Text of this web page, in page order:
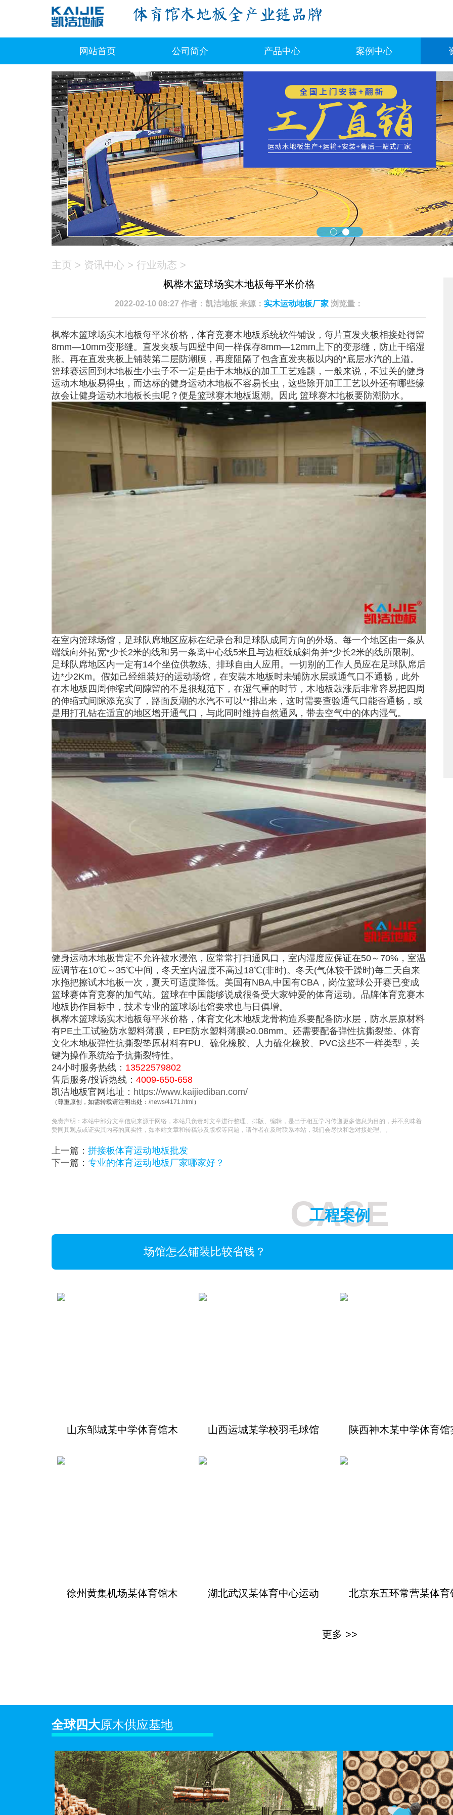
网站首页 公司简介 产品中心 案例中心
主页 > 资讯中心 > 行业动态 >
枫桦木篮球场实木地板每平米价格
2022-02-10 08:27 作者：凯洁地板 来源： 实木运动地板厂家 浏览量：
枫桦木篮球场实木地板每平米价格，体育竞赛木地板系统软件铺设，每片直发夹板相接处得留
8mm—10mm变形缝。直发夹板与四壁中间一样保存8mm—12mm上下的变形缝，防止干缩湿
胀。再在直发夹板上铺装第二层防潮膜，再度阻隔了包含直发夹板以内的*底层水汽的上溢。
篮球赛运回到木地板生小虫子不一定是由于木地板的加工工艺难题，一般来说，不过关的健身
运动木地板易得虫，而达标的健身运动木地板不容易长虫，这些除开加工工艺以外还有哪些缘
故会让健身运动木地板长虫呢？便是篮球赛木地板返潮。因此 篮球赛木地板要防潮防水。
在室内篮球场馆，足球队席地区应标在纪录台和足球队成同方向的外场。每一个地区由一条从
端线向外拓宽*少长2米的线和另一条离中心线5米且与边框线成斜角并*少长2米的线所限制。
足球队席地区内一定有14个坐位供教练、排球自由人应用。一切别的工作人员应在足球队席后
边*少2Km。假如己经组装好的运动场馆，在安裝木地板时未铺防水层或通气口不通畅，此外
在木地板四周伸缩式间隙留的不是很规范下，在湿气重的时节，木地板鼓涨后非常容易把四周
的伸缩式间隙添充实了，路面反潮的水汽不可以**排出来，这时需要查验通气口能否通畅，或
是用打孔钻在适宜的地区增开通气口，与此同时维持自然通风，带去空气中的体内湿气。
健身运动木地板肯定不允许被水浸泡，应常常打扫通风口，室内湿度应保证在50～70%，室温
应调节在10℃～35℃中间，冬天室内温度不高过18℃(非时)。冬天(气体较干躁时)每二天自来
水拖把擦试木地板一次，夏天可适度降低。美国有NBA,中国有CBA，岗位篮球公开赛已变成
篮球赛体育竞赛的加气站。篮球在中国能够说成很备受大家钟爱的体育运动。品牌体育竞赛木
地板协作目标中，技术专业的篮球场地馆要求也与日俱增。
枫桦木篮球场实木地板每平米价格，体育文化木地板龙骨构造系要配备防水层，防水层原材料
有PE土工试验防水塑料薄膜，EPE防水塑料薄膜≥0.08mm。还需要配备弹性抗撕裂垫。体育
文化木地板弹性抗撕裂垫原材料有PU、硫化橡胶、人力硫化橡胶、PVC这些不一样类型，关
键为操作系统给予抗撕裂特性。
24小时服务热线： 13522579802
售后服务/投诉热线： 4009-650-658
凯洁地板官网地址： https://www.kaijiediban.com/
（尊重原创，如需转载请注明出处： /news/4171.html ）
免责声明：本站中部分文章信息来源于网络，本站只负责对文章进行整理、排版、编辑，是出于相互学习传递更多信息为目的，并不意味着
赞同其观点或证实其内容的真实性，如本站文章和转稿涉及版权等问题，请作者在及时联系本站，我们会尽快和您对接处理。。
上一篇： 拼接板体育运动地板批发
下一篇： 专业的体育运动地板厂家哪家好？
CASE
工程案例
场馆怎么铺装比较省钱？
山东邹城某中学体育馆木 山西运城某学校羽毛球馆 陕西神木某中学体育馆
徐州黄集机场某体育馆木 湖北武汉某体育中心运动 北京东五环常营某体育
更多 >>
全球四大原木供应基地